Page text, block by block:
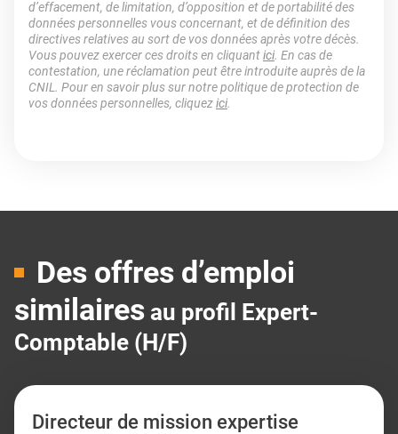
d’effacement, de limitation, d’opposition et de portabilité des
données personnelles vous concernant, et de définition des
directives relatives au sort de vos données après votre décès.
Vous pouvez exercer ces droits en cliquantici. En cas de
contestation, une réclamation peut être introduite auprès de la
CNIL. Pour en savoir plus sur notre politique de protection de
vos données personnelles, cliquezici.
Des offres d’emploi
similaires au profil Expert-
Comptable (H/F)
Directeur de mission expertise